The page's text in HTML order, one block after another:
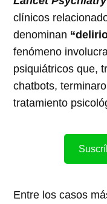
clínicos
denominan
fenómeno
psiquiátricos que,
chatbots,
tratamiento
Entre los casos